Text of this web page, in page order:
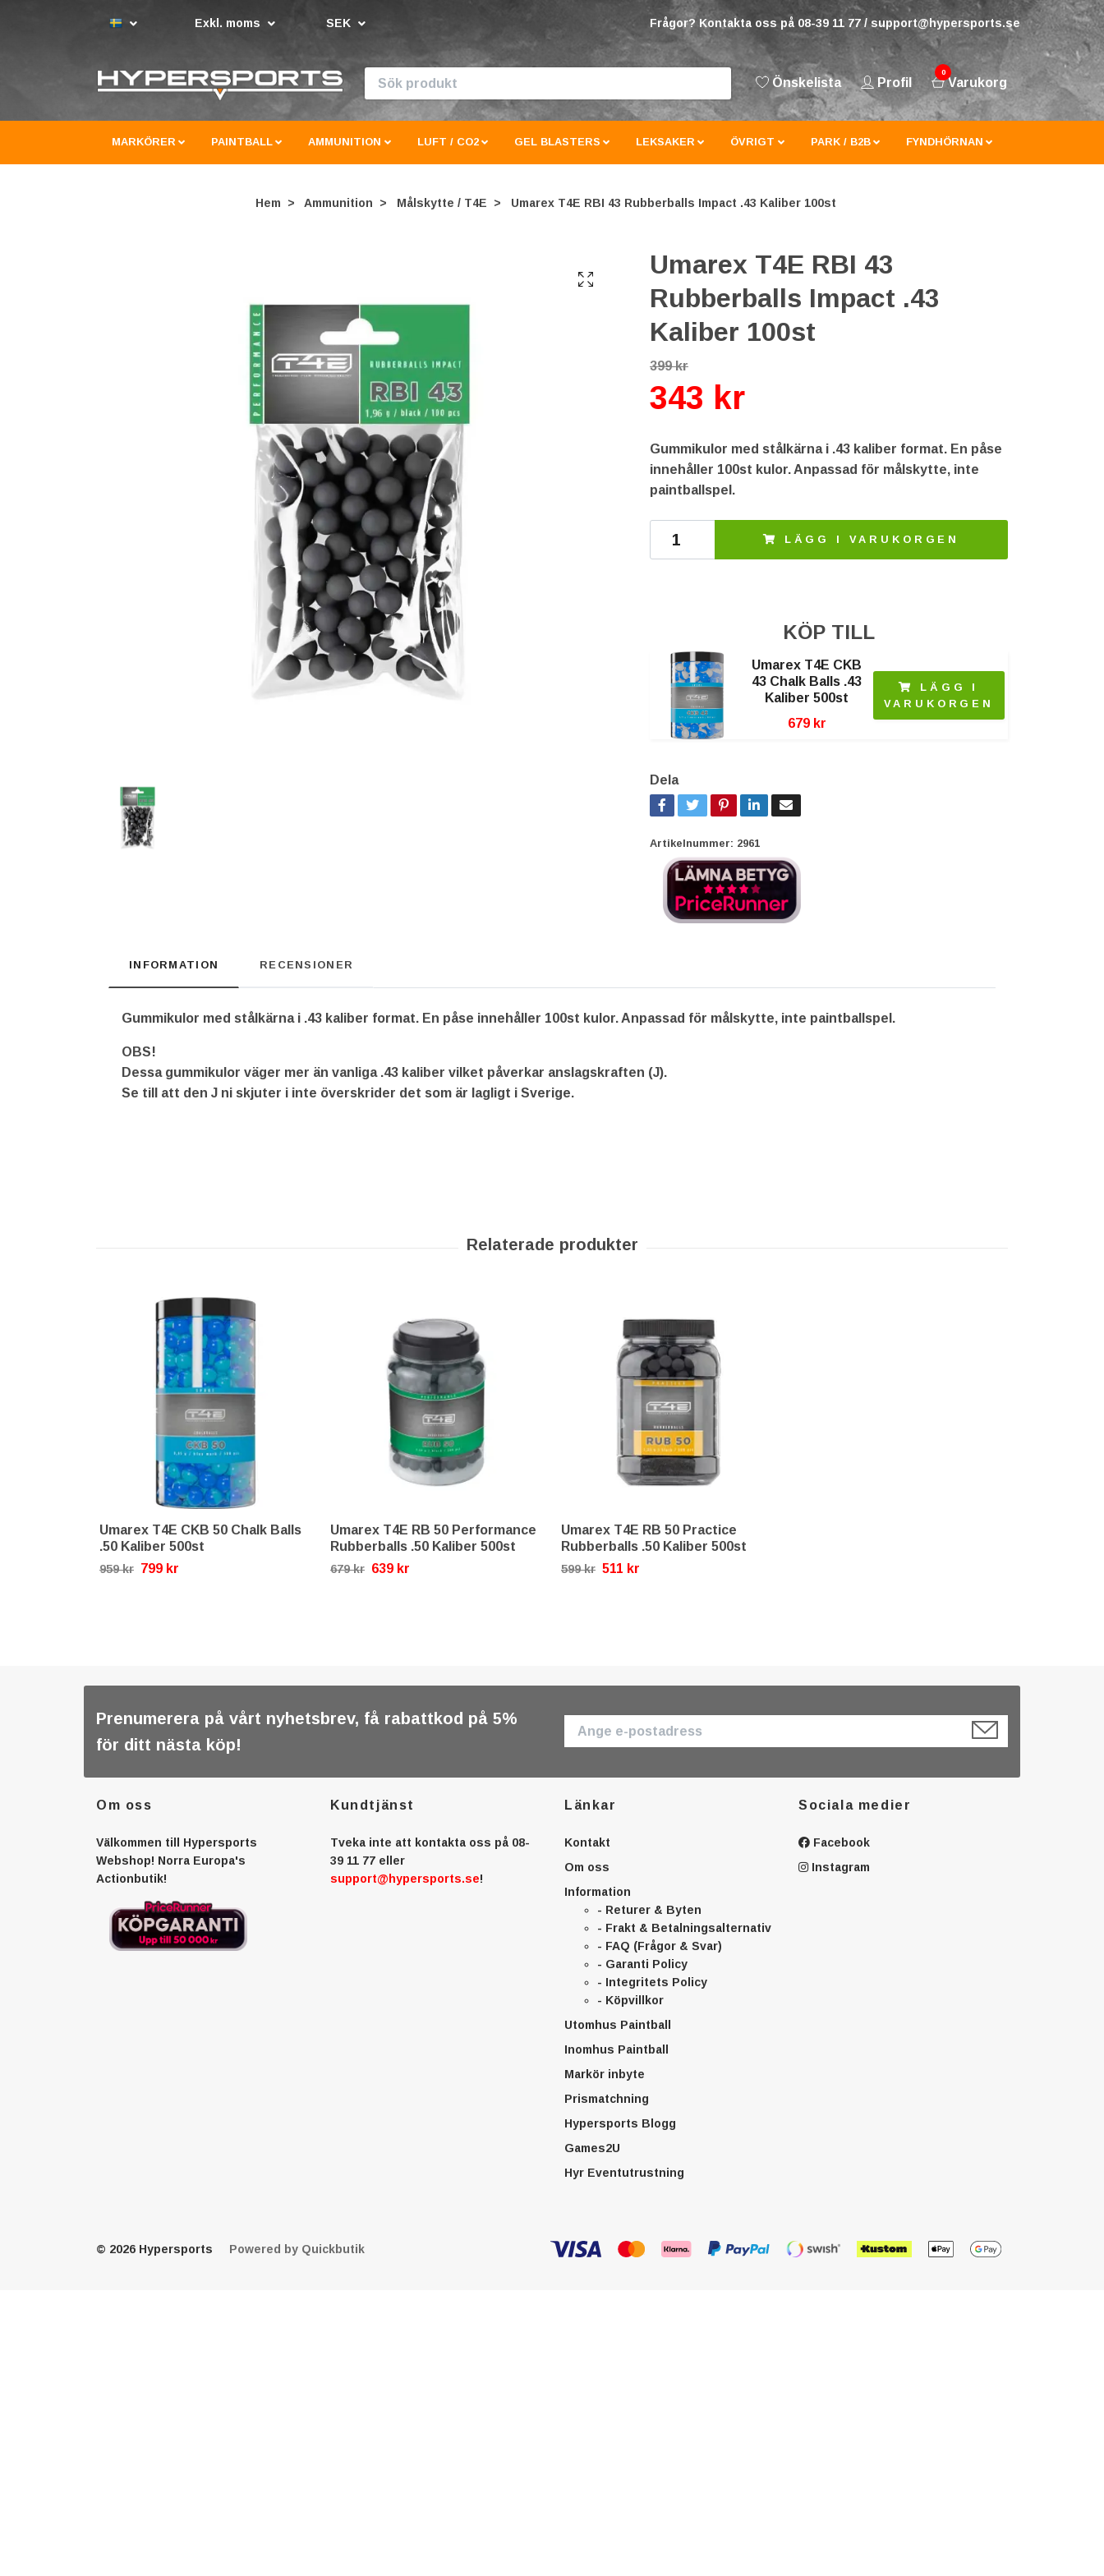
Exkl. moms SEK Frågor? Kontakta oss på 08-39 11 77 / support@hypersports.se
Önskelista Profil
0
Varukorg
MARKÖRER PAINTBALL AMMUNITION LUFT / CO2 GEL BLASTERS LEKSAKER ÖVRIGT PARK / B2B FYNDHÖRNAN
Hem Ammunition Målskytte / T4E Umarex T4E RBI 43 Rubberballs Impact .43 Kaliber 100st
Umarex T4E RBI 43
Rubberballs Impact .43
Kaliber 100st
399 kr
343 kr
Gummikulor med stålkärna i .43 kaliber format. En påse
innehåller 100st kulor. Anpassad för målskytte, inte
paintballspel.
LÄGG I VARUKORGEN
KÖP TILL
Umarex T4E CKB
43 Chalk Balls .43
Kaliber 500st
679 kr
LÄGG I
VARUKORGEN
Dela
Artikelnummer: 2961
INFORMATION RECENSIONER
Gummikulor med stålkärna i .43 kaliber format. En påse innehåller 100st kulor. Anpassad för målskytte, inte paintballspel.
OBS!
Dessa gummikulor väger mer än vanliga .43 kaliber vilket påverkar anslagskraften (J).
Se till att den J ni skjuter i inte överskrider det som är lagligt i Sverige.
Umarex T4E CKB 50 Chalk Balls
.50 Kaliber 500st
959 kr 799 kr
Umarex T4E RB 50 Performance
Rubberballs .50 Kaliber 500st
679 kr 639 kr
Umarex T4E RB 50 Practice
Rubberballs .50 Kaliber 500st
599 kr 511 kr
Prenumerera på vårt nyhetsbrev, få rabattkod på 5%
för ditt nästa köp!
Om oss
Välkommen till Hypersports
Webshop! Norra Europa's
Actionbutik!
Kundtjänst
Tveka inte att kontakta oss på 08-
39 11 77 eller
support@hypersports.se!
Länkar
Kontakt
Om oss
Information
- Returer & Byten
- Frakt & Betalningsalternativ
- FAQ (Frågor & Svar)
- Garanti Policy
- Integritets Policy
- Köpvillkor
Utomhus Paintball
Inomhus Paintball
Markör inbyte
Prismatchning
Hypersports Blogg
Games2U
Hyr Eventutrustning
Sociala medier
Facebook
Instagram
© 2026 Hypersports Powered by Quickbutik